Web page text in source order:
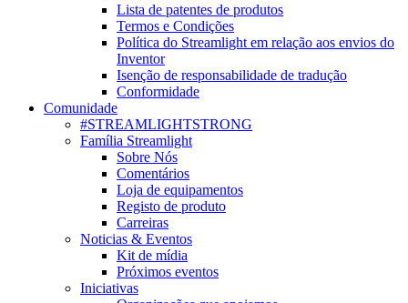
Lista de patentes de produtos
Termos e Condições
Política do Streamlight em relação aos envios do
Inventor
Isenção de responsabilidade de tradução
Conformidade
Comunidade
#STREAMLIGHTSTRONG
Família Streamlight
Sobre Nós
Comentários
Loja de equipamentos
Registo de produto
Carreiras
Noticias & Eventos
Kit de mídia
Próximos eventos
Iniciativas